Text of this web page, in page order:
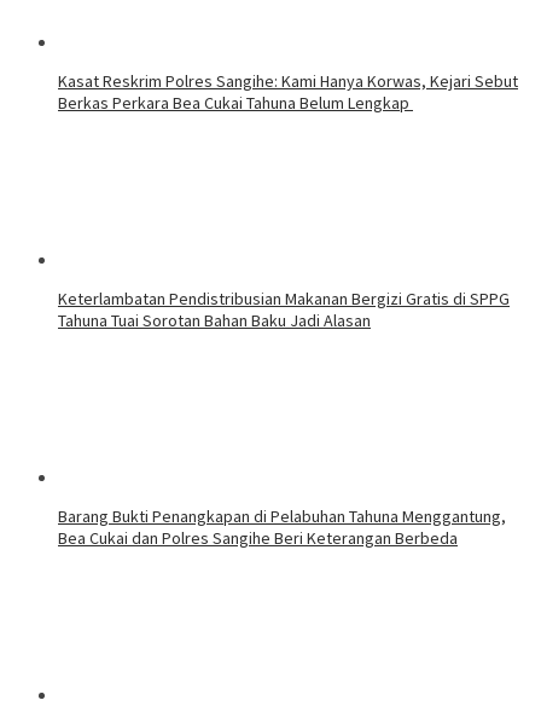
Kasat Reskrim Polres Sangihe: Kami Hanya Korwas, Kejari Sebut
Berkas Perkara Bea Cukai Tahuna Belum Lengkap
‎Keterlambatan Pendistribusian Makanan Bergizi Gratis di SPPG
Tahuna Tuai Sorotan Bahan Baku Jadi Alasan
Barang Bukti Penangkapan di Pelabuhan Tahuna Menggantung,
Bea Cukai dan Polres Sangihe Beri Keterangan Berbeda